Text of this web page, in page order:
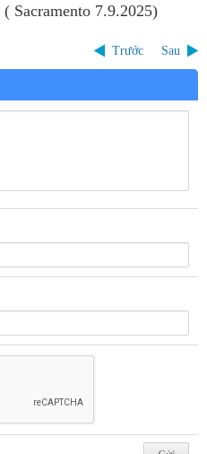
( Sacramento 7.9.2025)
Trước Sau